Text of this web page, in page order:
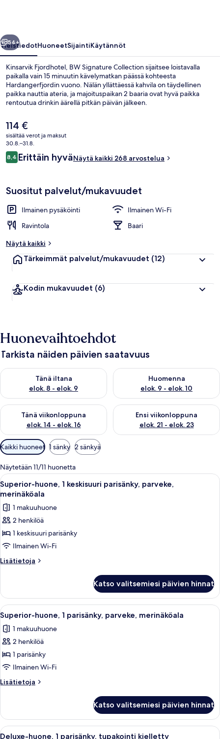
Seuraava
54+
YleistiedotHuoneetSijaintiKäytännöt
Kinsarvik Fjordhotel, BW Signature Collection sijaitsee loistavalla
paikalla vain 15 minuutin kävelymatkan päässä kohteesta
Hardangerfjordin vuono. Nälän yllättäessä kahvila on täydellinen
paikka nauttia ateria, ja majoituspaikan 2 baaria ovat hyvä paikka
rentoutua drinkin äärellä pitkän päivän jälkeen.
Nykyinen
hinta
on
114 €
114 €
sisältää verot ja maksut
30.8.–31.8.
Arvostelut
8,48,4 kautta 10.
Erittäin hyväNäytä kaikki 268 arvostelua
Suositut palvelut/mukavuudet
Ilmainen pysäköinti
Ilmainen Wi-Fi
Ravintola
Baari
Näytä kaikki
Tärkeimmät palvelut/mukavuudet (12)
Kodin mukavuudet (6)
Huonevaihtoehdot
Tarkista näiden päivien saatavuus
Tänä iltana
elok. 8 - elok. 9
Tarkista tämän illan saatavuus elok. 8 - elok. 9
Huomenna
elok. 9 - elok. 10
Tarkista huomisen saatavuus
Tänä viikonloppuna
elok. 14 - elok. 16
Tarkista tämän viikonlopun saatavuus elok. 14 - elok. 16
Ensi viikonloppuna
elok. 21 - elok. 23
Tarkista ensi viikonlopun
Huoneille
saatavilla
olevia
suodattimia
Kaikki huoneet 1 sänky 2 sänkyä
Näytetään 11/11 huonetta
Avaa
kaikki
huonetyypin
Superior-
huone,
1
keskisuuri
parisänky,
kuvat
Hotellihuone, jossa on sänky,
5
Superior-huone, 1 keskisuuri parisänky, parveke,
merinäköala
1 makuuhuone
2 henkilöä
1 keskisuuri parisänky
Ilmainen Wi-Fi
Lisätietoja
Lisätietoja
1
keskisuuri
parisänky,
parveke,
merinäköala
Katso valitsemiesi päivien hinnat
Avaa
kaikki
huonetyypin
Superior-
huone,
1
parisänky,
parveke,
kuvat
Hotellihuone, jossa on sänky,
8
Superior-huone, 1 parisänky, parveke, merinäköala
1 makuuhuone
2 henkilöä
1 parisänky
Ilmainen Wi-Fi
Lisätietoja
Lisätietoja
1
parisänky,
parveke,
Katso valitsemiesi päivien hinnat
Avaa
Makuuhuoneessa on sänky,
6
Deluxe-huone, 1 parisänky, tupakointi kielletty